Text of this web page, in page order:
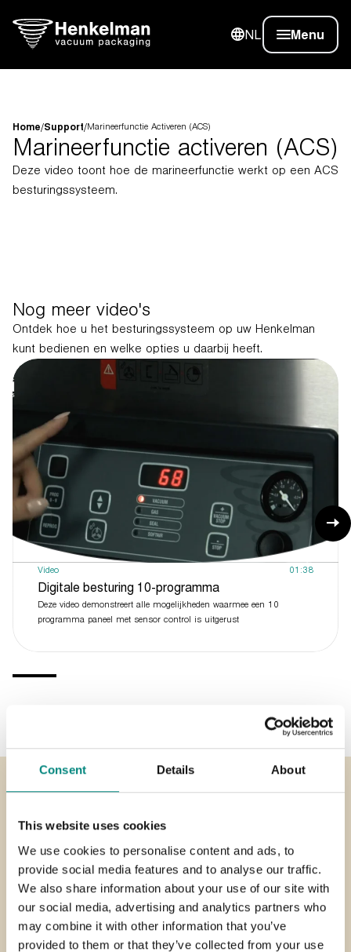
Consent Details About
This website uses cookies
We use cookies to personalise content and ads, to
provide social media features and to analyse our traffic.
We also share information about your use of our site with
our social media, advertising and analytics partners who
may combine it with other information that you’ve
provided to them or that they’ve collected from your use
NL Menu
Home/Support/Marineerfunctie Activeren (ACS)
Marineerfunctie activeren (ACS)
Deze video toont hoe de marineerfunctie werkt op een ACS
besturingssysteem.
Nog meer video's
Ontdek hoe u het besturingssysteem op uw Henkelman
kunt bedienen en welke opties u daarbij heeft.
Video 01:38
Digitale besturing 10-programma
Deze video demonstreert alle mogelijkheden waarmee een 10
programma paneel met sensor control is uitgerust
Hulp nodig ?
Bij Henkelman staan we altijd voor u klaar. We zijn van
maandag tot en met vrijdag van 8.00-18.00 (CET). Mailen
mag natuurlijk ook.
Bel ons op:
+31 73 621 36 71